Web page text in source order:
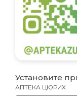
Установите
АПТЕКА ЦЮРИХ